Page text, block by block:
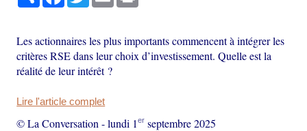
Les actionnaires les plus importants commencent à intégrer les
critères RSE dans leur choix d’investissement. Quelle est la
réalité de leur intérêt ?
Lire l'article complet
© La Conversation -lundi 1er septembre 2025